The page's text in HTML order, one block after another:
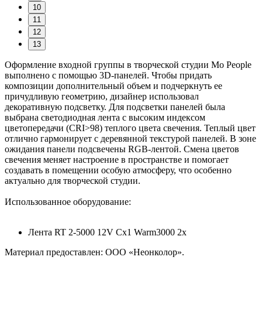
10
11
12
13
Оформление входной группы в творческой студии Mo People
выполнено с помощью 3D-панелей. Чтобы придать
композиции дополнительный объем и подчеркнуть ее
причудливую геометрию, дизайнер использовал
декоративную подсветку. Для подсветки панелей была
выбрана светодиодная лента с высоким индексом
цветопередачи (CRI>98) теплого цвета свечения. Теплый цвет
отлично гармонирует с деревянной текстурой панелей. В зоне
ожидания панели подсвечены RGB-лентой. Смена цветов
свечения меняет настроение в пространстве и помогает
создавать в помещении особую атмосферу, что особенно
актуально для творческой студии.
Использованное оборудование:
Лента RT 2-5000 12V Cx1 Warm3000 2x
Материал предоставлен: ООО «Неонколор».